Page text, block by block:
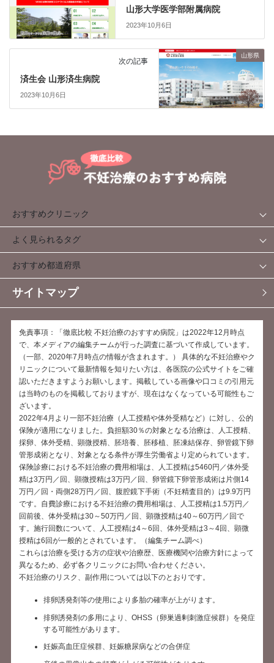
山形大学医学部附属病院
2023年10月6日
山形県
次の記事
済生会 山形済生病院
2023年10月6日
おすすめクリニック
よく見られるタグ
おすすめ都道府県
サイトマップ
免責事項：「徹底比較 不妊治療のおすすめ病院」は2022年12月時点
で、本メディアの編集チームが行った調査に基づいて作成しています。
（一部、2020年7月時点の情報が含まれます。） 具体的な不妊治療やク
リニックについて最新情報を知りたい方は、各医院の公式サイトをご確
認いただきますようお願いします。掲載している画像や口コミの引用元
は当時のものを掲載しておりますが、現在はなくなっている可能性もご
ざいます。
2022年4月より一部不妊治療（人工授精や体外受精など）に対し、公的
保険が適用になりました。負担額30％の対象となる治療は、人工授精、
採卵、体外受精、顕微授精、胚培養、胚移植、胚凍結保存、卵管鏡下卵
管形成術となり、対象となる条件が厚生労働省より定められています。
保険診療における不妊治療の費用相場は、人工授精は5460円／体外受
精は3万円／回、顕微授精は3万円／回、卵管鏡下卵管形成術は片側14
万円／回・両側28万円／回、腹腔鏡下手術（不妊精査目的）は9.9万円
です。自費診療における不妊治療の費用相場は、人工授精は1.5万円／
回前後、体外受精は30～50万円／回、顕微授精は40～60万円／回で
す。施行回数について、人工授精は4～6回、体外受精は3～4回、顕微
授精は6回が一般的とされています。（編集チーム調べ）
これらは治療を受ける方の症状や治療歴、医療機関や治療方針によって
異なるため、必ず各クリニックにお問い合わせください。
不妊治療のリスク、副作用については以下のとおりです。
排卵誘発剤等の使用により多胎の確率が上がります。
排卵誘発剤の多用により、OHSS（卵巣過剰刺激症候群）を発症
する可能性があります。
妊娠高血圧症候群、妊娠糖尿病などの合併症